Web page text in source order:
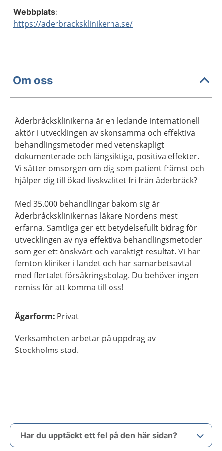
Webbplats:
https://aderbracksklinikerna.se/
Om oss
Åderbråcksklinikerna är en ledande internationell
aktör i utvecklingen av skonsamma och effektiva
behandlingsmetoder med vetenskapligt
dokumenterade och långsiktiga, positiva effekter.
Vi sätter omsorgen om dig som patient främst och
hjälper dig till ökad livskvalitet fri från åderbråck?
Med 35.000 behandlingar bakom sig är
Åderbråcksklinikernas läkare Nordens mest
erfarna. Samtliga ger ett betydelsefullt bidrag för
utvecklingen av nya effektiva behandlingsmetoder
som ger ett önskvärt och varaktigt resultat. Vi har
femton kliniker i landet och har samarbetsavtal
med flertalet försäkringsbolag. Du behöver ingen
remiss för att komma till oss!
Ägarform: Privat
Verksamheten arbetar på uppdrag av
Stockholms stad.
Har du upptäckt ett fel på den här sidan?